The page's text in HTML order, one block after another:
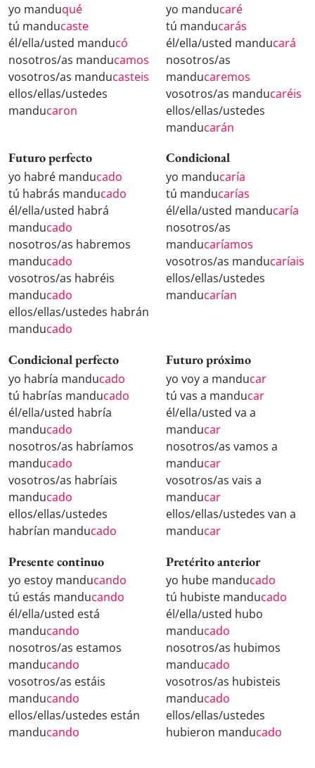
yo manduqué
tú manducaste
él/ella/usted manducó
nosotros/as manducamos
vosotros/as manducasteis
ellos/ellas/ustedes
manducaron
yo manducaré
tú manducarás
él/ella/usted manducará
nosotros/as
manducaremos
vosotros/as manducaréis
ellos/ellas/ustedes
manducarán
Futuro perfecto
yo habré manducado
tú habrás manducado
él/ella/usted habrá
manducado
nosotros/as habremos
manducado
vosotros/as habréis
manducado
ellos/ellas/ustedes habrán
manducado
Condicional
yo manducaría
tú manducarías
él/ella/usted manducaría
nosotros/as
manducaríamos
vosotros/as manducaríais
ellos/ellas/ustedes
manducarían
Condicional perfecto
yo habría manducado
tú habrías manducado
él/ella/usted habría
manducado
nosotros/as habríamos
manducado
vosotros/as habríais
manducado
ellos/ellas/ustedes
habrían manducado
Futuro próximo
yo voy a manducar
tú vas a manducar
él/ella/usted va a
manducar
nosotros/as vamos a
manducar
vosotros/as vais a
manducar
ellos/ellas/ustedes van a
manducar
Presente continuo
yo estoy manducando
tú estás manducando
él/ella/usted está
manducando
nosotros/as estamos
manducando
vosotros/as estáis
manducando
ellos/ellas/ustedes están
manducando
Pretérito anterior
yo hube manducado
tú hubiste manducado
él/ella/usted hubo
manducado
nosotros/as hubimos
manducado
vosotros/as hubisteis
manducado
ellos/ellas/ustedes
hubieron manducado